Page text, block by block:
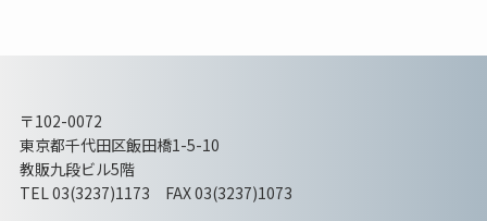
〒102-0072
東京都千代田区飯田橋1-5-10
教販九段ビル5階
TEL 03(3237)1173 FAX 03(3237)1073